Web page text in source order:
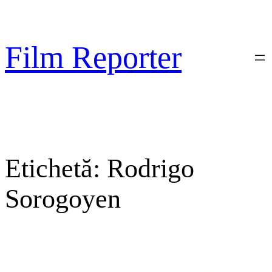
conținut
Film Reporter
Etichetă: Rodrigo
Sorogoyen